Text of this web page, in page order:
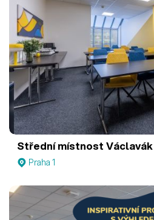
Střední místnost Václavák
Praha 1